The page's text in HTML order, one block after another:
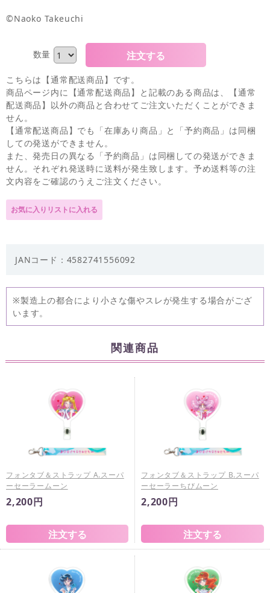
©Naoko Takeuchi
数量
こちらは【通常配送商品】です。
商品ページ内に【通常配送商品】と記載のある商品は、【通常
配送商品】以外の商品と合わせてご注文いただくことができま
せん。
【通常配送商品】でも「在庫あり商品」と「予約商品」は同梱
しての発送ができません。
また、発売日の異なる「予約商品」は同梱しての発送ができま
せん。それぞれ発送時に送料が発生致します。予め送料等の注
文内容をご確認のうえご注文ください。
JANコード：4582741556092
※製造上の都合により小さな傷やスレが発生する場合がござ
います。
関連商品
フォンタブ＆ストラップ A.スーパ
ーセーラームーン
2,200円
フォンタブ＆ストラップ B.スーパ
ーセーラーちびムーン
2,200円